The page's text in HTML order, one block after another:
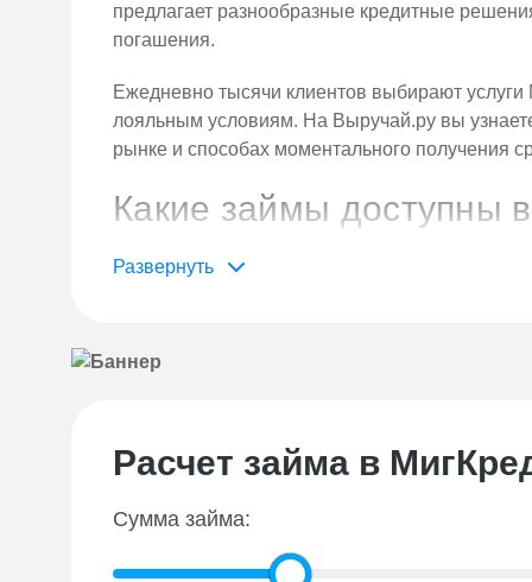
предлагает разнообразные кредитные
погашения.
Ежедневно тысячи клиентов выбирают
лояльным условиям. На Выручай.ру вы
рынке и способах моментального получения
Какие займы доступны
В отличие от многих МФО, предлагающих
Финансирование для бизнеса—
Финанс» с лимитом до 5 миллионов
Наибольшей популярностью пользуются
подробнее.
Расчет займа в
Сумма займа: